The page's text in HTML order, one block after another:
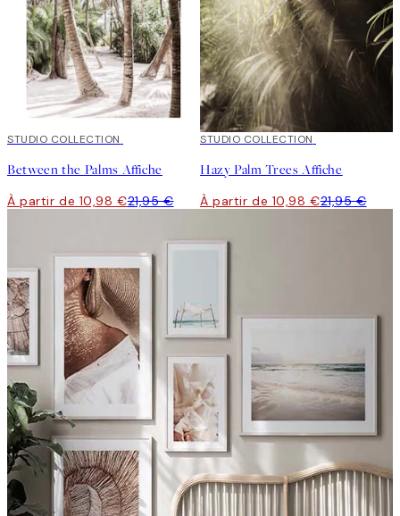
50%*
STUDIO COLLECTION
Between the Palms Affiche
À partir de 10,98 €21,95 €
50%*
STUDIO COLLECTION
Hazy Palm Trees Affiche
À partir de 10,98 €21,95 €